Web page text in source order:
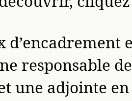
responsable
une adjointe